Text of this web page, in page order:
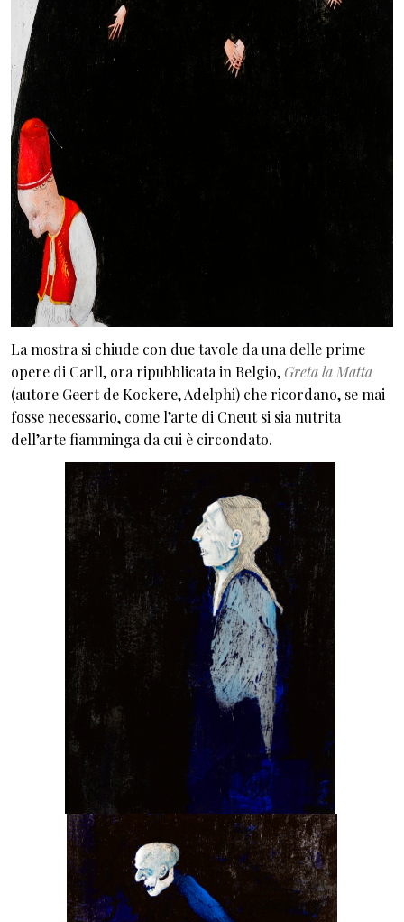
La mostra si chiude con due tavole da una delle prime
opere di Carll, ora ripubblicata in Belgio,Greta la Matta
(autore Geert de Kockere, Adelphi) che ricordano, se mai
fosse necessario, come l’arte di Cneut si sia nutrita
dell’arte fiamminga da cui è circondato.